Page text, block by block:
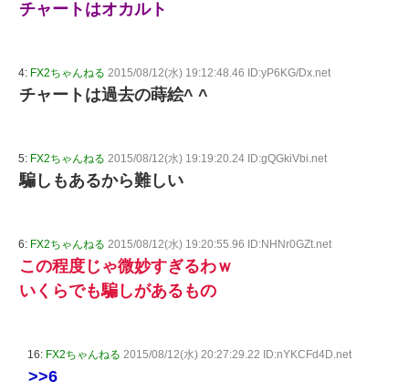
チャートはオカルト
4: FX2ちゃんねる 2015/08/12(水) 19:12:48.46 ID:yP6KG/Dx.net
チャートは過去の蒔絵^ ^
5: FX2ちゃんねる 2015/08/12(水) 19:19:20.24 ID:gQGkiVbi.net
騙しもあるから難しい
6: FX2ちゃんねる 2015/08/12(水) 19:20:55.96 ID:NHNr0GZt.net
この程度じゃ微妙すぎるわｗ
いくらでも騙しがあるもの
16: FX2ちゃんねる 2015/08/12(水) 20:27:29.22 ID:nYKCFd4D.net
>>6